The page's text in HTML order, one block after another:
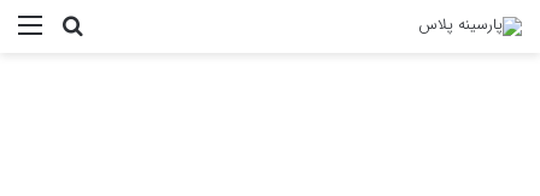
جستجو